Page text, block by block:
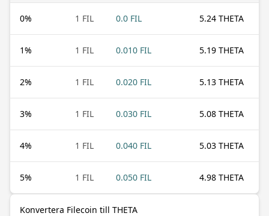
0% 1 FIL 0.0 FIL 5.24 THETA
1% 1 FIL 0.010 FIL 5.19 THETA
2% 1 FIL 0.020 FIL 5.13 THETA
3% 1 FIL 0.030 FIL 5.08 THETA
4% 1 FIL 0.040 FIL 5.03 THETA
5% 1 FIL 0.050 FIL 4.98 THETA
Konvertera Filecoin till THETA